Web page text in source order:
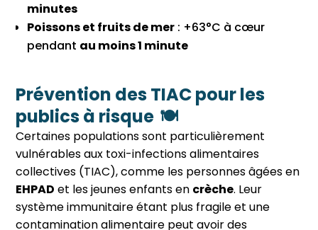
minutes
Poissons et fruits de mer : +63°C à cœur
pendant au moins 1 minute
Prévention des TIAC pour les
publics à risque 🍽️
Certaines populations sont particulièrement
vulnérables aux toxi-infections alimentaires
collectives (TIAC), comme les personnes âgées en
EHPAD et les jeunes enfants en crèche. Leur
système immunitaire étant plus fragile et une
contamination alimentaire peut avoir des